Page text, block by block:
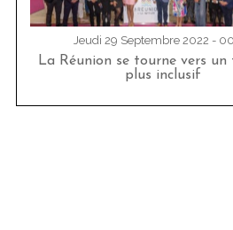
Jeudi 29 Septembre 2022 -
La Réunion se tourne vers un
plus inclusif